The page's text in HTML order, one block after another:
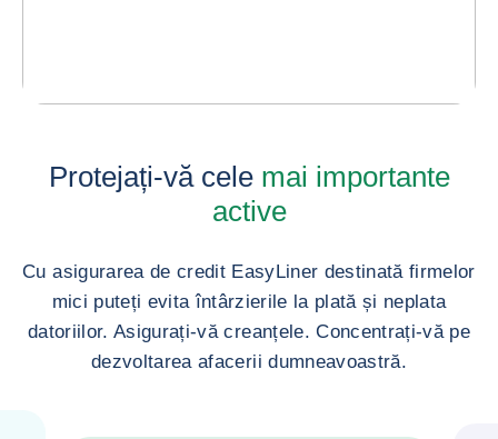
Protejați-vă celemai importante
active
Cu asigurarea de credit EasyLiner destinată firmelor
mici puteți evita întârzierile la plată și neplata
datoriilor. Asigurați-vă creanțele. Concentrați-vă pe
dezvoltarea afacerii dumneavoastră.